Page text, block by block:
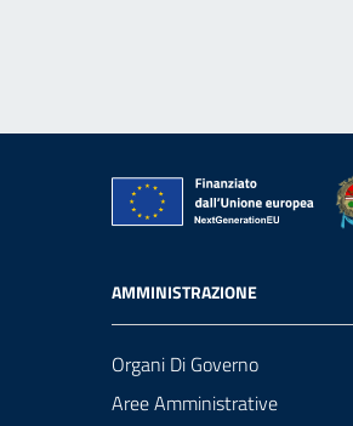
AMMINISTRAZIONE
Organi Di Governo
Aree Amministrative